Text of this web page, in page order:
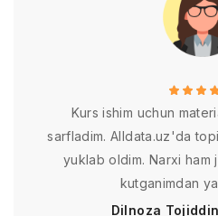
Kurs ishim uchun
sarfladim. Alldata.uz'da
yuklab oldim. Narxi ham
kutganimdan
Dilnoza